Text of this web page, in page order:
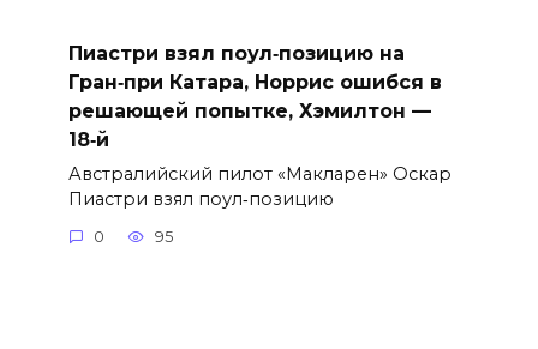
Пиастри взял поул‑позицию на
Гран‑при Катара, Норрис ошибся в
решающей попытке, Хэмилтон —
18‑й
Австралийский пилот «Макларен» Оскар
Пиастри взял поул‑позицию
0 95